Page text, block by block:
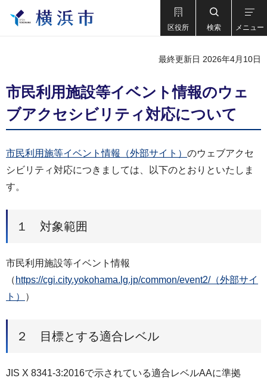
区役所 検索 メニュー
最終更新日 2026年4月10日
市民利用施設等イベント情報のウェ
ブアクセシビリティ対応について
市民利用施等イベント情報（外部サイト） のウェブアクセ
シビリティ対応につきましては、以下のとおりといたしま
す。
１ 対象範囲
市民利用施設等イベント情報
（ https://cgi.city.yokohama.lg.jp/common/event2/（外部サイ
ト）
）
２ 目標とする適合レベル
JIS X 8341-3:2016で示されている適合レベルAAに準拠